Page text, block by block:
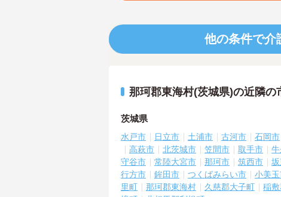
他の条件で介
那珂郡東海村(茨城県)の近隣
茨城県
水戸市 日立市 土浦市 古河市 石岡市
高萩市
北茨城市 笠間市 取手市
守谷市
常陸大宮市 那珂市 筑西市
行方市
鉾田市 つくばみらい市 小美
里町
那珂郡東海村 久慈郡大子町 稲